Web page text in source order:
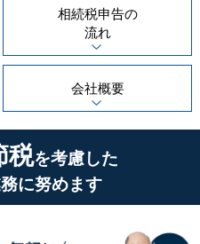
相続税申告の
流れ
会社概要
税を考慮した
に努めます